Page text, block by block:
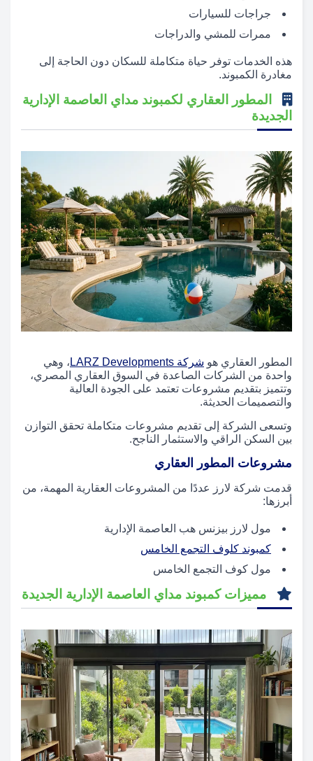
جراجات للسيارات
ممرات للمشي والدراجات
هذه الخدمات توفر حياة متكاملة للسكان دون الحاجة إلى
مغادرة الكمبوند.
المطور العقاري لكمبوند مداي العاصمة الإدارية
الجديدة
المطور العقاري هو شركة LARZ Developments
، وهي
واحدة من الشركات الصاعدة في السوق العقاري المصري،
وتتميز بتقديم مشروعات تعتمد على الجودة العالية
والتصميمات الحديثة.
وتسعى الشركة إلى تقديم مشروعات متكاملة تحقق التوازن
بين السكن الراقي والاستثمار الناجح.
مشروعات المطور العقاري
قدمت شركة لارز عددًا من المشروعات العقارية المهمة، من
أبرزها:
مول لارز بيزنس هب العاصمة الإدارية
كمبوند كلوف التجمع الخامس
مول كوف التجمع الخامس
مميزات كمبوند مداي العاصمة الإدارية الجديدة